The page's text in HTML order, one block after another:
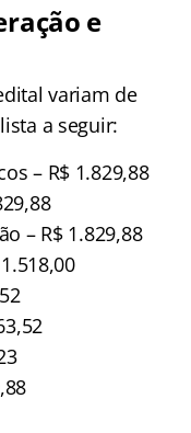
e
variam de
a seguir:
– R$ 1.829,88
– R$ 1.829,88